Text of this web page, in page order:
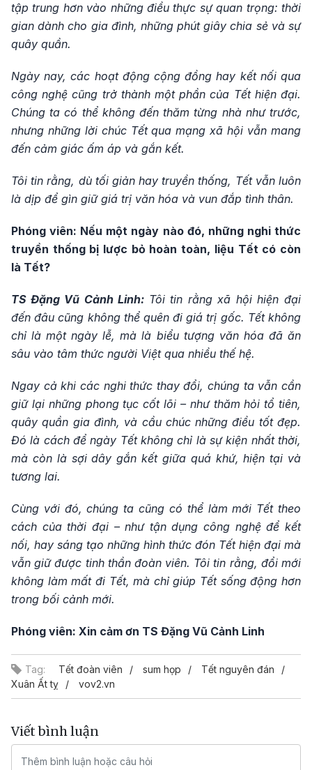
tập trung hơn vào những điều thực sự quan trọng: thời
gian dành cho gia đình, những phút giây chia sẻ và sự
quây quần.
Ngày nay, các hoạt động cộng đồng hay kết nối qua
công nghệ cũng trở thành một phần của Tết hiện đại.
Chúng ta có thể không đến thăm từng nhà như trước,
nhưng những lời chúc Tết qua mạng xã hội vẫn mang
đến cảm giác ấm áp và gắn kết.
Tôi tin rằng, dù tối giản hay truyền thống, Tết vẫn luôn
là dịp để gìn giữ giá trị văn hóa và vun đắp tình thân.
Phóng viên: Nếu một ngày nào đó, những nghi thức
truyền thống bị lược bỏ hoàn toàn, liệu Tết có còn
là Tết?
TS Đặng Vũ Cảnh Linh: Tôi tin rằng xã hội hiện đại
đến đâu cũng không thể quên đi giá trị gốc. Tết không
chỉ là một ngày lễ, mà là biểu tượng văn hóa đã ăn
sâu vào tâm thức người Việt qua nhiều thế hệ.
Ngay cả khi các nghi thức thay đổi, chúng ta vẫn cần
giữ lại những phong tục cốt lõi – như thăm hỏi tổ tiên,
quây quần gia đình, và cầu chúc những điều tốt đẹp.
Đó là cách để ngày Tết không chỉ là sự kiện nhất thời,
mà còn là sợi dây gắn kết giữa quá khứ, hiện tại và
tương lai.
Cùng với đó, chúng ta cũng có thể làm mới Tết theo
cách của thời đại – như tận dụng công nghệ để kết
nối, hay sáng tạo những hình thức đón Tết hiện đại mà
vẫn giữ được tinh thần đoàn viên. Tôi tin rằng, đổi mới
không làm mất đi Tết, mà chỉ giúp Tết sống động hơn
trong bối cảnh mới.
Phóng viên: Xin cảm ơn TS Đặng Vũ Cảnh Linh
Tag: Tết đoàn viên sum họp
Tết nguyên đán
Xuân Ất tỵ
vov2.vn
Viết bình luận